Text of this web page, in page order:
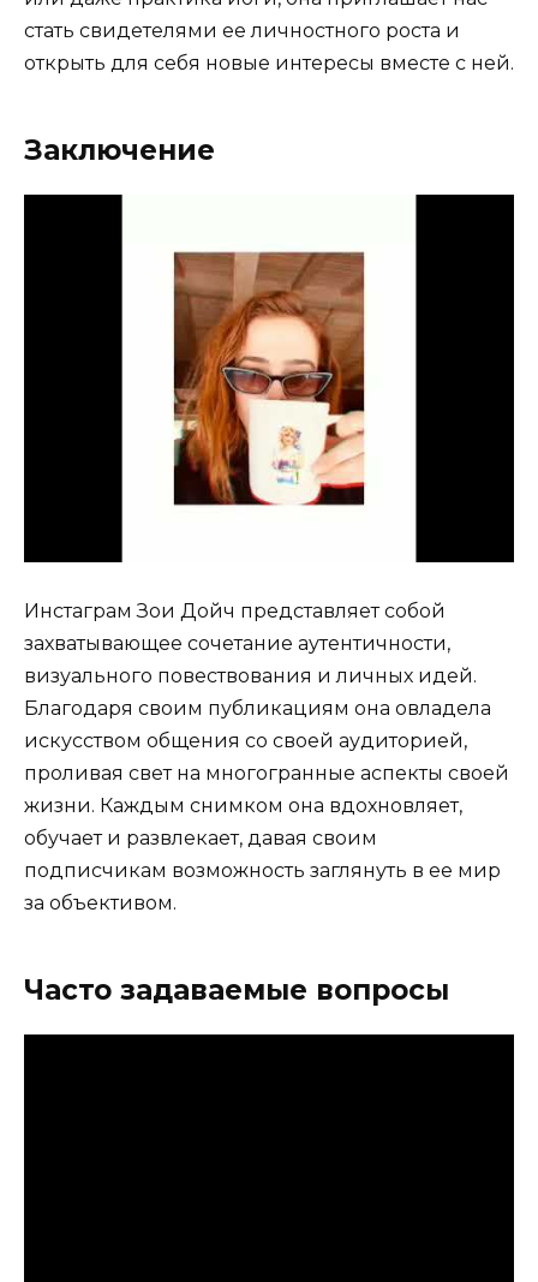
стать свидетелями ее личностного роста и
открыть для себя новые интересы вместе с ней.
Заключение
Инстаграм Зои Дойч представляет собой
захватывающее сочетание аутентичности,
визуального повествования и личных идей.
Благодаря своим публикациям она овладела
искусством общения со своей аудиторией,
проливая свет на многогранные аспекты своей
жизни. Каждым снимком она вдохновляет,
обучает и развлекает, давая своим
подписчикам возможность заглянуть в ее мир
за объективом.
Часто задаваемые вопросы